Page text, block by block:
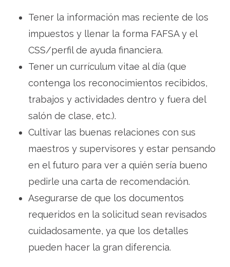
Tener la información mas reciente de los
impuestos y llenar la forma FAFSA y el
CSS/perfil de ayuda financiera.
Tener un currículum vitae al día (que
contenga los reconocimientos recibidos,
trabajos y actividades dentro y fuera del
salón de clase, etc.).
Cultivar las buenas relaciones con sus
maestros y supervisores y estar pensando
en el futuro para ver a quién sería bueno
pedirle una carta de recomendación.
Asegurarse de que los documentos
requeridos en la solicitud sean revisados
cuidadosamente, ya que los detalles
pueden hacer la gran diferencia.